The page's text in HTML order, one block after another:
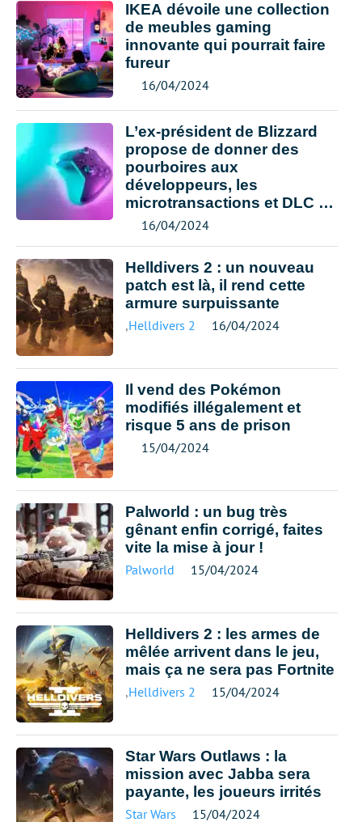
IKEA dévoile une collection
de meubles gaming
innovante qui pourrait faire
fureur
16/04/2024
L’ex-président de Blizzard
propose de donner des
pourboires aux
développeurs, les
microtransactions et DLC ne
lui suffisent pas
16/04/2024
Helldivers 2 : un nouveau
patch est là, il rend cette
armure surpuissante
,Helldivers 2 16/04/2024
Il vend des Pokémon
modifiés illégalement et
risque 5 ans de prison
15/04/2024
Palworld : un bug très
gênant enfin corrigé, faites
vite la mise à jour !
Palworld 15/04/2024
Helldivers 2 : les armes de
mêlée arrivent dans le jeu,
mais ça ne sera pas Fortnite
,Helldivers 2 15/04/2024
Star Wars Outlaws : la
mission avec Jabba sera
payante, les joueurs irrités
Star Wars 15/04/2024